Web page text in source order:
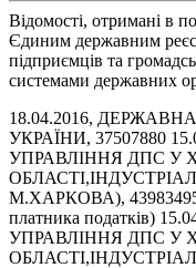
Відомості, отримані в
Єдиним державним
підприємців та
системами державних
18.04.2016,
УКРАЇНИ, 37507880
УПРАВЛІННЯ ДПС У
М.ХАРКОВА), 43983495,
платника податків)
УПРАВЛІННЯ ДПС У